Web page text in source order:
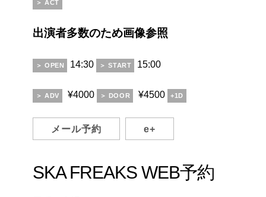
＞ ACT
出演者多数のため画像参照
＞ OPEN 14:30 ＞ START 15:00
＞ ADV ¥4000 ＞ DOOR ¥4500 +1D
メール予約 e+
SKA FREAKS WEB予約